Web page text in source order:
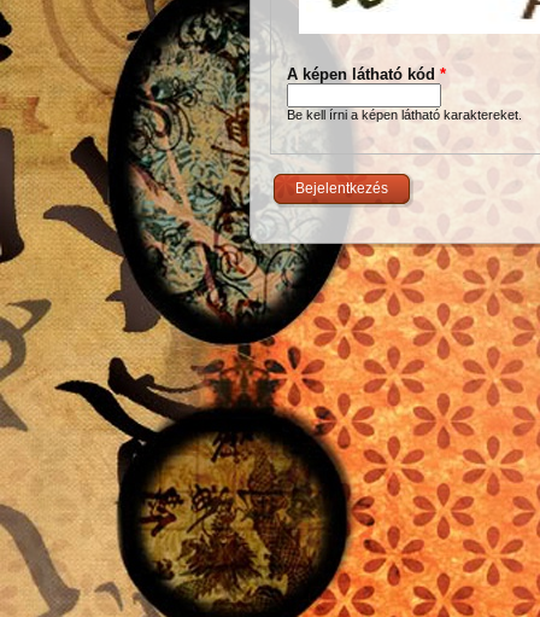
A képen látható kód *
Be kell írni a képen látható karaktereket.